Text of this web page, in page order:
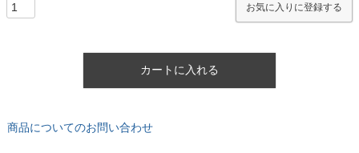
お気に入りに登録する
カートに入れる
商品についてのお問い合わせ